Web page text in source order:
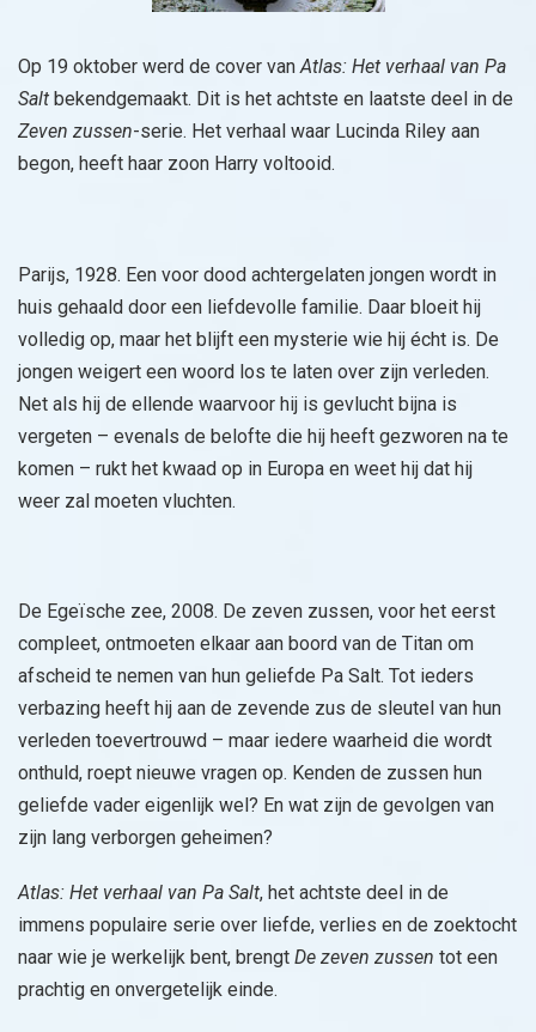
Op 19 oktober werd de cover vanAtlas: Het verhaal van Pa
Salt bekendgemaakt. Dit is het achtste en laatste deel in de
Zeven zussen-serie. Het verhaal waar Lucinda Riley aan
begon, heeft haar zoon Harry voltooid.
Parijs, 1928. Een voor dood achtergelaten jongen wordt in
huis gehaald door een liefdevolle familie. Daar bloeit hij
volledig op, maar het blijft een mysterie wie hij écht is. De
jongen weigert een woord los te laten over zijn verleden.
Net als hij de ellende waarvoor hij is gevlucht bijna is
vergeten – evenals de belofte die hij heeft gezworen na te
komen – rukt het kwaad op in Europa en weet hij dat hij
weer zal moeten vluchten.
De Egeïsche zee, 2008. De zeven zussen, voor het eerst
compleet, ontmoeten elkaar aan boord van de Titan om
afscheid te nemen van hun geliefde Pa Salt. Tot ieders
verbazing heeft hij aan de zevende zus de sleutel van hun
verleden toevertrouwd – maar iedere waarheid die wordt
onthuld, roept nieuwe vragen op. Kenden de zussen hun
geliefde vader eigenlijk wel? En wat zijn de gevolgen van
zijn lang verborgen geheimen?
Atlas: Het verhaal van Pa Salt, het achtste deel in de
immens populaire serie over liefde, verlies en de zoektocht
naar wie je werkelijk bent, brengt De zeven zussen tot een
prachtig en onvergetelijk einde.